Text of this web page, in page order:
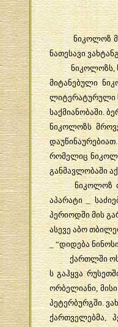
ნიკოლოზ
ნათესავი
ნიკოლოზს,
მიტანებული
ლიტერატურული
საქმიანობაში.
ნიკოლოზს
რომელიც
განმავლობაში
ნიკოლოზ
აპარატი _
პერიოდში მის
ასევე აბო
_ “დიდება
ქართლში
ს გაჰყვა
ორბელიანი,
პეტერბურგში.
ქართველებმა,